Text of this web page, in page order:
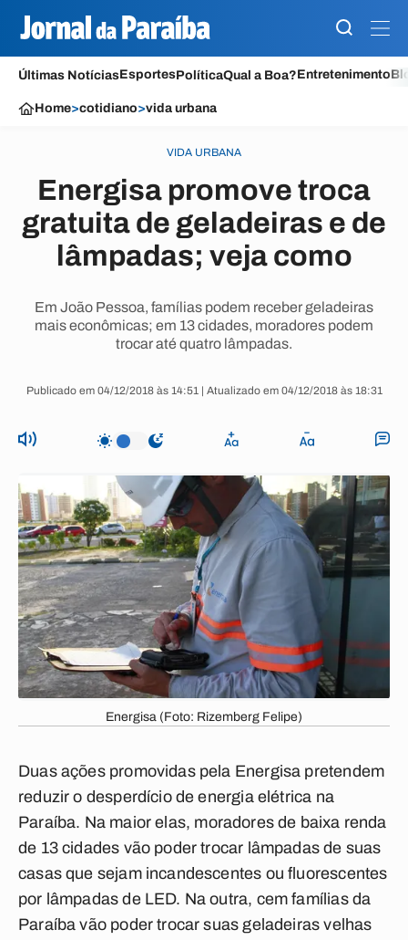
Últimas NotíciasEsportesPolíticaQual a Boa?Entretenimento
Home>cotidiano>vida urbana
VIDA URBANA
Energisa promove troca
gratuita de geladeiras e de
lâmpadas; veja como
Em João Pessoa, famílias podem receber geladeiras
mais econômicas; em 13 cidades, moradores podem
trocar até quatro lâmpadas.
Publicado em 04/12/2018 às 14:51 | Atualizado em 04/12/2018 às 18:31
Energisa (Foto: Rizemberg Felipe)
Duas ações promovidas pela Energisa pretendem
reduzir o desperdício de energia elétrica na
Paraíba. Na maior elas, moradores de baixa renda
de 13 cidades vão poder trocar lâmpadas de suas
casas que sejam incandescentes ou fluorescentes
por lâmpadas de LED. Na outra, cem famílias da
Paraíba vão poder trocar suas geladeiras velhas